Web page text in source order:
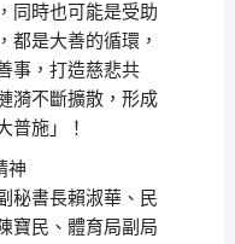
同時也可能是受助
都是大善的循環，
事，打造慈悲共
漪不斷擴散，形成
普施」！
神
秘書長賴淑華、民
寶民、體育局副局